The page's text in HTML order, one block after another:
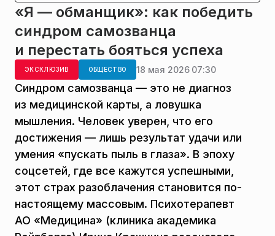
«Я — обманщик»: как победить
синдром самозванца
и перестать бояться успеха
ЭКСКЛЮЗИВ ОБЩЕСТВО 18 мая 2026 07:30
Синдром самозванца — это не диагноз
из медицинской карты, а ловушка
мышления. Человек уверен, что его
достижения — лишь результат удачи или
умения «пускать пыль в глаза». В эпоху
соцсетей, где все кажутся успешными,
этот страх разоблачения становится по-
настоящему массовым. Психотерапевт
АО «Медицина» (клиника академика